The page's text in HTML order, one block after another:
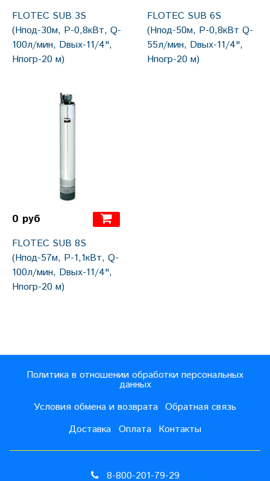
FLOTEC SUB 3S
(Hпод-30м, P-0,8кВт, Q-
100л/мин, Dвых-11/4",
Hпогр-20 м)
FLOTEC SUB 6S
(Hпод-50м, P-0,8кВт Q-
55л/мин, Dвых-11/4",
Hпогр-20 м)
0 руб
FLOTEC SUB 8S
(Hпод-57м, P-1,1кВт, Q-
100л/мин, Dвых-11/4",
Hпогр-20 м)
Политика в отношении обработки персональных
данных
Условия обмена и возврата Обратная связь
Доставка Оплата Контакты
8-800-201-79-29